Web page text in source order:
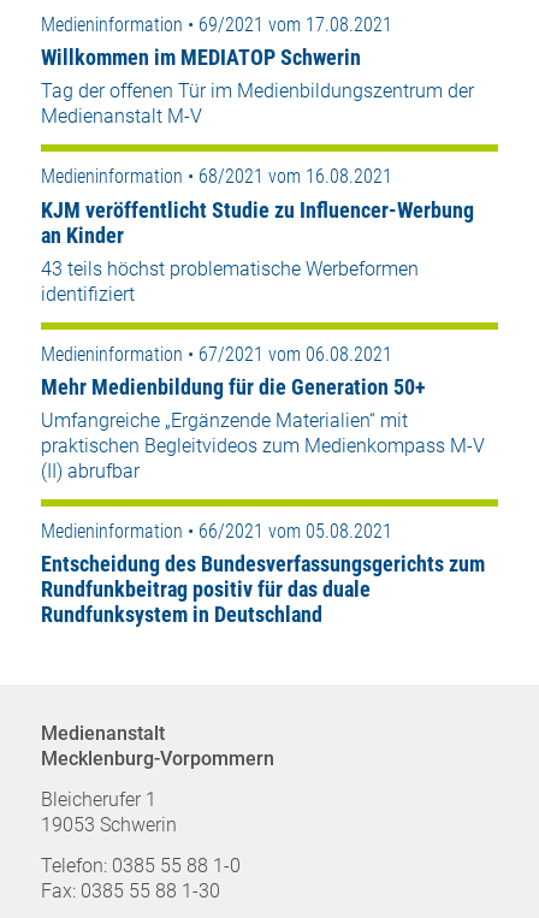
Medieninformation • 69/2021 vom 17.08.2021
Willkommen im MEDIATOP Schwerin
Tag der offenen Tür im Medienbildungszentrum der
Medienanstalt M-V
Medieninformation • 68/2021 vom 16.08.2021
KJM veröffentlicht Studie zu Influencer-Werbung
an Kinder
43 teils höchst problematische Werbeformen
identifiziert
Medieninformation • 67/2021 vom 06.08.2021
Mehr Medienbildung für die Generation 50+
Umfangreiche „Ergänzende Materialien“ mit
praktischen Begleitvideos zum Medienkompass M-V
(II) abrufbar
Medieninformation • 66/2021 vom 05.08.2021
Entscheidung des Bundesverfassungsgerichts zum
Rundfunkbeitrag positiv für das duale
Rundfunksystem in Deutschland
Medienanstalt
Mecklenburg-Vorpommern
Bleicherufer 1
19053 Schwerin
Telefon: 0385 55 88 1-0
Fax: 0385 55 88 1-30